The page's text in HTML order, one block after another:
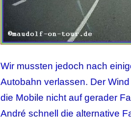
Wir mussten jedoch nach
Autobahn verlassen. Der
die Mobile nicht auf gerader
André schnell die alternative